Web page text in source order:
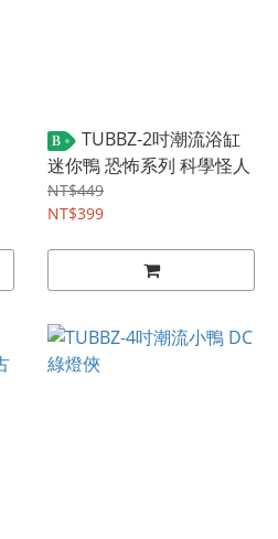
B
TUBBZ-2吋潮流浴缸
迷你鴨 恐怖系列 科學怪人
NT$449
NT$399